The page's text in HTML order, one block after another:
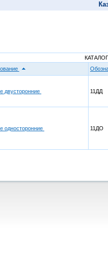
двусторонние 11ДД
односторонние 11ДО